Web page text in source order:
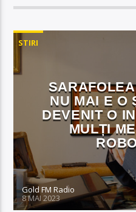
STIRI
NU MAI E O
DEVENIT O
MULȚI
Gold FM Radio
8 MAI 2023